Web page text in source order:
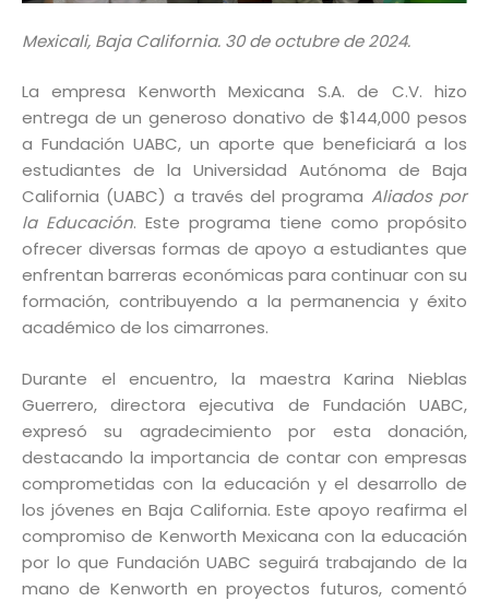
Mexicali, Baja California. 30 de octubre de 2024.
La empresa Kenworth Mexicana S.A. de C.V. hizo
entrega de un generoso donativo de $144,000 pesos
a Fundación UABC, un aporte que beneficiará a los
estudiantes de la Universidad Autónoma de Baja
California (UABC) a través del programa Aliados por
la Educación. Este programa tiene como propósito
ofrecer diversas formas de apoyo a estudiantes que
enfrentan barreras económicas para continuar con su
formación, contribuyendo a la permanencia y éxito
académico de los cimarrones.
Durante el encuentro, la maestra Karina Nieblas
Guerrero, directora ejecutiva de Fundación UABC,
expresó su agradecimiento por esta donación,
destacando la importancia de contar con empresas
comprometidas con la educación y el desarrollo de
los jóvenes en Baja California. Este apoyo reafirma el
compromiso de Kenworth Mexicana con la educación
por lo que Fundación UABC seguirá trabajando de la
mano de Kenworth en proyectos futuros, comentó